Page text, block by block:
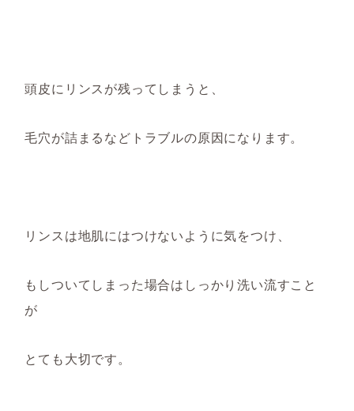
頭皮に リンスが残ってしまうと、
毛穴が詰まるなどトラブルの原因にな ります。
リンスは地肌にはつけないように気をつけ、
もしついてしまった場合はしっかり洗い流すこと
が
とても大切です。